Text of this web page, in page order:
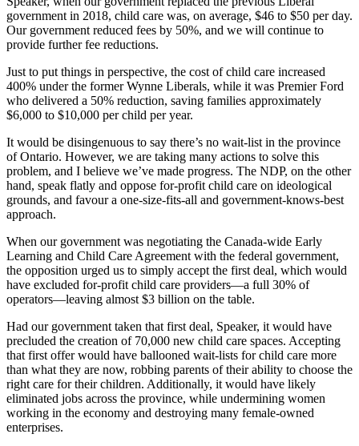
government in 2018, child care was, on average, $46 to $50 per day.
Our government reduced fees by 50%, and we will continue to
provide further fee reductions.
Just to put things in perspective, the cost of child care increased
400% under the former Wynne Liberals, while it was Premier Ford
who delivered a 50% reduction, saving families approximately
$6,000 to $10,000 per child per year.
It would be disingenuous to say there’s no wait-list in the province
of Ontario. However, we are taking many actions to solve this
problem, and I believe we’ve made progress. The NDP, on the other
hand, speak flatly and oppose for-profit child care on ideological
grounds, and favour a one-size-fits-all and government-knows-best
approach.
When our government was negotiating the Canada-wide Early
Learning and Child Care Agreement with the federal government,
the opposition urged us to simply accept the first deal, which would
have excluded for-profit child care providers—a full 30% of
operators—leaving almost $3 billion on the table.
Had our government taken that first deal, Speaker, it would have
precluded the creation of 70,000 new child care spaces. Accepting
that first offer would have ballooned wait-lists for child care more
than what they are now, robbing parents of their ability to choose the
right care for their children. Additionally, it would have likely
eliminated jobs across the province, while undermining women
working in the economy and destroying many female-owned
enterprises.